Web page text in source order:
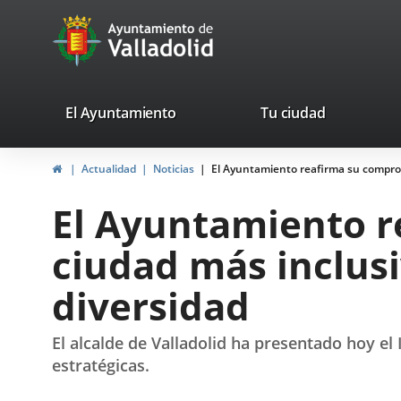
Portal
Web
Ayuntamiento
de
valladolid.es
El Ayuntamiento Tu ciudad
HomeActualidad Noticias El Ayuntamiento reafirma su
El Ayuntamiento
ciudad más
diversidad
El alcalde de Valladolid ha presentado hoy
estratégicas.